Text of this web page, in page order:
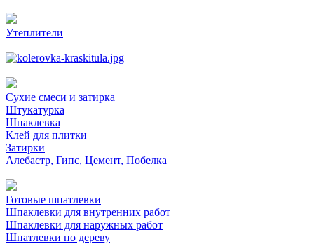
Утеплители
Сухие смеси и затирка
Штукатурка
Шпаклевка
Клей для плитки
Затирки
Алебастр, Гипс, Цемент, Побелка
Готовые шпатлевки
Шпаклевки для внутренних работ
Шпаклевки для наружных работ
Шпатлевки по дереву